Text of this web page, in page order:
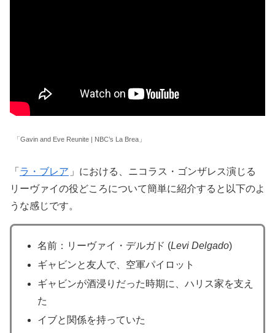
「Gavin and Eve Reunite | NBC’s La Brea」
「 ラ・ブレア 」における、ニコラス・ゴンザレス演じる
リーヴァイの役どころについて簡単に紹介すると以下のよ
うな感じです。
名前：リーヴァイ・デルガド (Levi Delgado)
ギャビンと友人で、空軍パイロット
ギャビンが酒浸りだった時期に、ハリス家を支え
た
イブと関係を持っていた